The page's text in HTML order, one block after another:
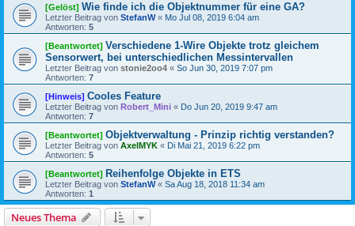
[Gelöst] Wie finde ich die Objektnummer für eine GA?
Letzter Beitrag von StefanW« Mo Jul 08, 2019 6:04 am
Antworten: 5
[Beantwortet] Verschiedene 1-Wire Objekte trotz gleichem
Sensorwert, bei unterschiedlichen Messintervallen
Letzter Beitrag von stonie2oo4 « So Jun 30, 2019 7:07 pm
Antworten: 7
[Hinweis] Cooles Feature
Letzter Beitrag von Robert_Mini « Do Jun 20, 2019 9:47 am
Antworten: 7
[Beantwortet] Objektverwaltung - Prinzip richtig verstanden?
Letzter Beitrag von AxelMYK « Di Mai 21, 2019 6:22 pm
Antworten: 5
[Beantwortet] Reihenfolge Objekte in ETS
Letzter Beitrag von StefanW« Sa Aug 18, 2018 11:34 am
Antworten: 1
Neues Thema